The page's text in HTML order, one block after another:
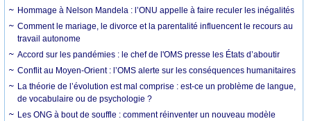
Hommage à Nelson Mandela : l’ONU appelle à faire reculer les inégalités
Comment le mariage, le divorce et la parentalité influencent le recours au
travail autonome
Accord sur les pandémies : le chef de l'OMS presse les États d’aboutir
Conflit au Moyen-Orient : l’OMS alerte sur les conséquences humanitaires
La théorie de l’évolution est mal comprise : est-ce un problème de langue,
de vocabulaire ou de psychologie ?
Les ONG à bout de souffle : comment réinventer un nouveau modèle